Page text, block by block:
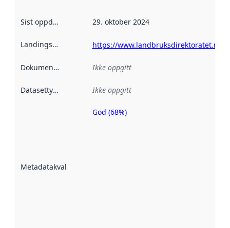
Sist oppdatert 29. oktober 2024
Landingsside https://www.landbruksdirektoratet.no
Dokumentasjon Ikke oppgitt
Datasettype Ikke oppgitt
Metadatakvalitet
Metadatakvalitet
God (68%)